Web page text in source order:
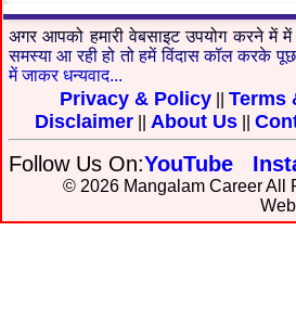
अगर आपको हमारी वेबसाइट उपयोग करने में में
समस्या आ रही हो तो हमें विंदास कॉल करके
में जाकर धन्यवाद...
Privacy & Policy Terms
Disclaimer About Us
Follow Us On:YouTube
© 2026 Mangalam Career All